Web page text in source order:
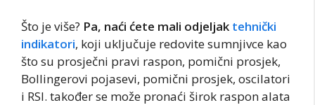
Što je više? Pa, naći ćete mali odjeljak tehnički
indikatori, koji uključuje redovite sumnjivce kao
što su prosječni pravi raspon, pomični prosjek,
Bollingerovi pojasevi, pomični prosjek, oscilatori
i RSI. također se može pronaći širok raspon alata